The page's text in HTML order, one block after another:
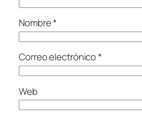
Nombre*
Correo electrónico*
Web